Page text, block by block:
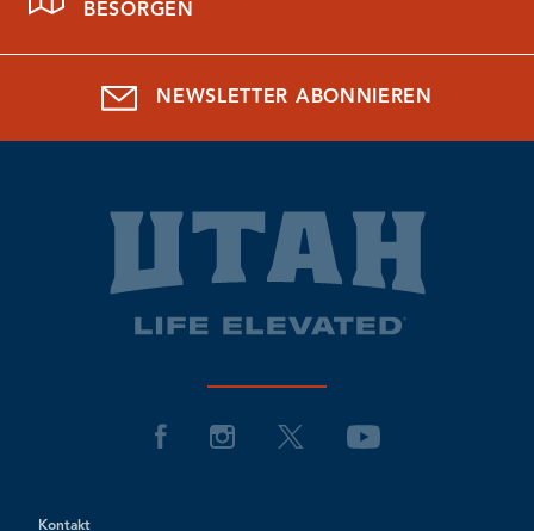
BESORGEN
NEWSLETTER ABONNIEREN
Kontakt